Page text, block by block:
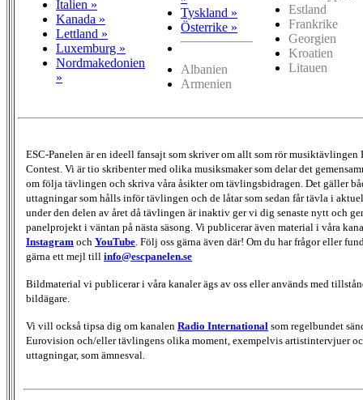
Italien »
Kanada »
Lettland »
Luxemburg »
Nordmakedonien
»
Tyskland »
Österrike »
Albanien
Armenien
Estland
Frankrike
Georgien
Kroatien
Litauen
ESC-Panelen är en ideell fansajt som skriver om allt som rör musiktävlingen
Contest. Vi är tio skribenter med olika musiksmaker som delar det
om följa tävlingen och skriva våra åsikter om tävlingsbidragen. Det gäller
uttagningar som hålls inför tävlingen och de låtar som sedan får tävla i
under den delen av året då tävlingen är inaktiv ger vi dig senaste nytt och
panelprojekt i väntan på nästa säsong. Vi publicerar även material i våra
Instagram och YouTube . Följ oss gärna även där! Om du har frågor eller
gärna ett mejl till info@escpanelen.se
Bildmaterial vi publicerar i våra kanaler ägs av oss eller används med
bildägare.
Vi vill också tipsa dig om kanalen Radio International som regelbundet
Eurovision och/eller tävlingens olika moment, exempelvis artistintervjuer
uttagningar, som ämnesval.